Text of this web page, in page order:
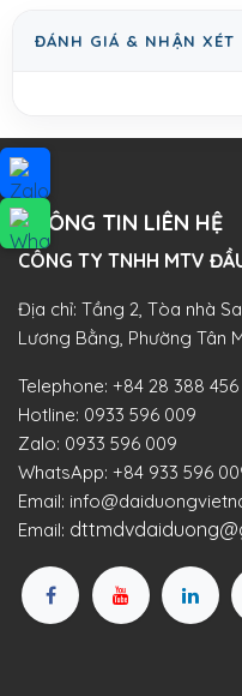
ĐÁNH GIÁ & NHẬN XÉT
THÔNG TIN LIÊN HỆ
CÔNG TY TNHH MTV
Địa chỉ: Tầng 2, Tòa nhà
Lương Bằng, Phường Tân
Telephone: +84 28 388
Hotline: 0933 596 009
Zalo: 0933 596 009
WhatsApp: +84 933 596
Email:
Email: